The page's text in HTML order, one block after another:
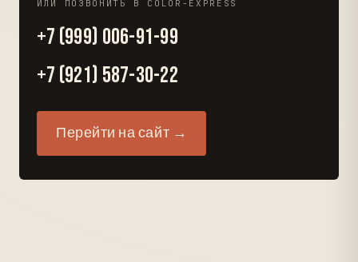
ИЛИ ПОЗВОНИТЬ В COLOR-EXPRESS
+7 (999) 006-91-99
+7 (921) 587-30-22
Перейти на сайт →